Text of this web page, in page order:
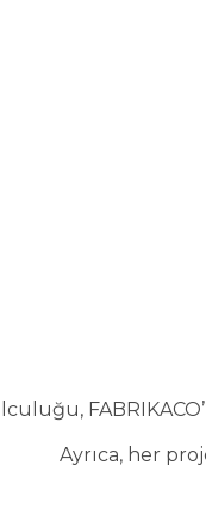
Ayrıca, her